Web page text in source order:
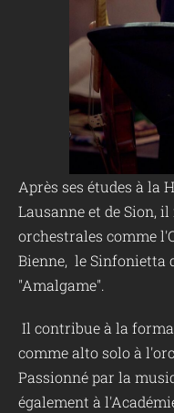
Après ses études à la
Lausanne et de Sion,
orchestrales comme
Bienne, le Sinfonietta
"Amalgame".
Il contribue à la
comme alto solo à
Passionné par la
également à